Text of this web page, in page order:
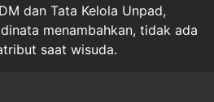
dan Tata Kelola Unpad,
menambahkan, tidak ada
saat wisuda.